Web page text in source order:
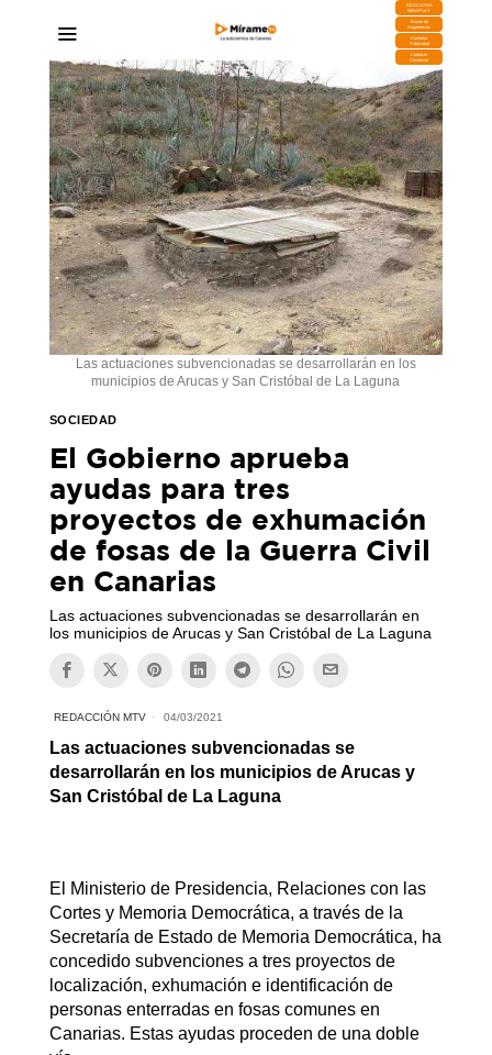
DESCARGA
MIRAPLAY
Buzón de
Sugerencias
Contratar
Publicidad
Contacto
Comercial
Las actuaciones subvencionadas se desarrollarán en los
municipios de Arucas y San Cristóbal de La Laguna
SOCIEDAD
El Gobierno aprueba
ayudas para tres
proyectos de exhumación
de fosas de la Guerra Civil
en Canarias
Las actuaciones subvencionadas se desarrollarán en
los municipios de Arucas y San Cristóbal de La Laguna
REDACCIÓN MTV 04/03/2021
Las actuaciones subvencionadas se
desarrollarán en los municipios de Arucas y
San Cristóbal de La Laguna
El Ministerio de Presidencia, Relaciones con las
Cortes y Memoria Democrática, a través de la
Secretaría de Estado de Memoria Democrática, ha
concedido subvenciones a tres proyectos de
localización, exhumación e identificación de
personas enterradas en fosas comunes en
Canarias. Estas ayudas proceden de una doble